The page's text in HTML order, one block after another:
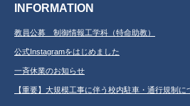
INFORMATION
教員公募 制御情報工学科（特命助教）
公式Instagramをはじめました
一斉休業のお知らせ
【重要】大規模工事に伴う校内駐車・通行規制に